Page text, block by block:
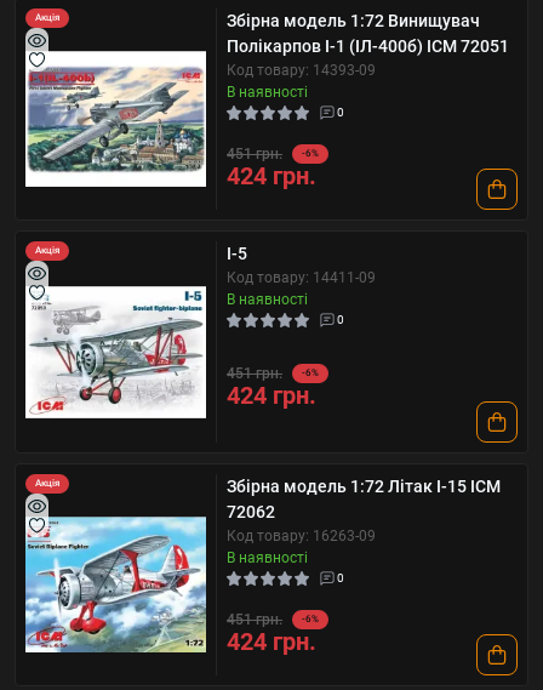
Акція
Збірна модель 1:72 Винищувач
Полікарпов І-1 (ІЛ-400б) ICM 72051
Код товару: 14393-09
В наявності
0
451 грн. -6%
424 грн.
Акція I-5
Код товару: 14411-09
В наявності
0
451 грн. -6%
424 грн.
Акція
Збірна модель 1:72 Літак І-15 ICM
72062
Код товару: 16263-09
В наявності
0
451 грн. -6%
424 грн.